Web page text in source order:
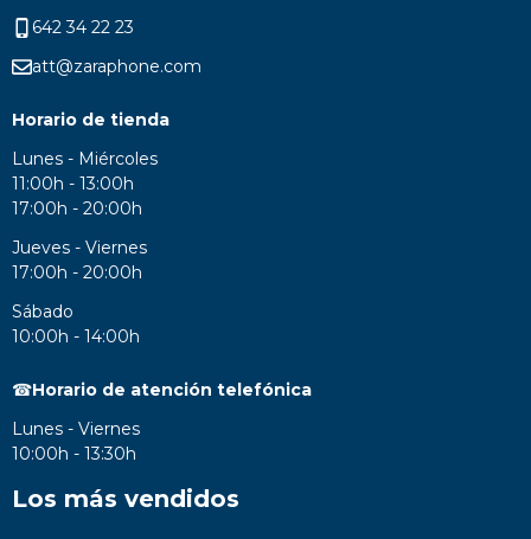
642 34 22 23
att@zaraphone.com
Horario de tienda
Lunes - Miércoles
11:00h - 13:00h
17:00h - 20:00h
Jueves - Viernes
17:00h - 20:00h
Sábado
10:00h - 14:00h
☎Horario de atención telefónica
Lunes - Viernes
10:00h - 13:30h
Los más vendidos